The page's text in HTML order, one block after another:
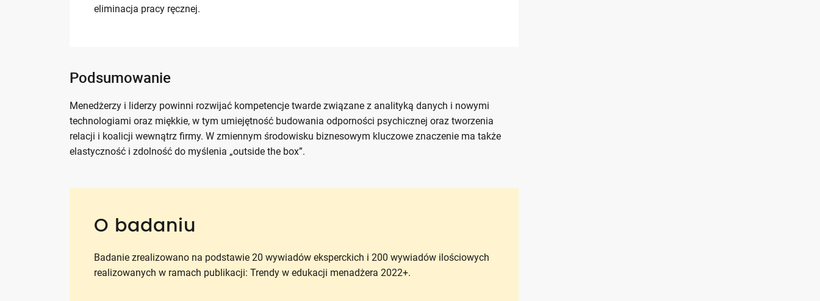
eliminacja pracy ręcznej.
Podsumowanie
Menedżerzy i liderzy powinni rozwijać kompetencje twarde związane z analityką danych i nowymi
technologiami oraz miękkie, w tym umiejętność budowania odporności psychicznej oraz tworzenia
relacji i koalicji wewnątrz firmy. W zmiennym środowisku biznesowym kluczowe znaczenie ma także
elastyczność i zdolność do myślenia „outside the box”.
O badaniu
Badanie zrealizowano na podstawie 20 wywiadów eksperckich i 200 wywiadów ilościowych
realizowanych w ramach publikacji: Trendy w edukacji menadżera 2022+.